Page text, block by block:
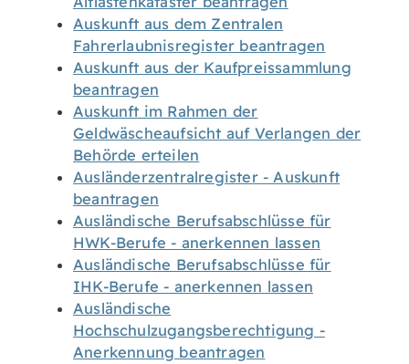
Auskunft aus dem Zentralen
Fahrerlaubnisregister beantragen
Auskunft aus der Kaufpreissammlung
beantragen
Auskunft im Rahmen der
Geldwäscheaufsicht auf Verlangen der
Behörde erteilen
Ausländerzentralregister - Auskunft
beantragen
Ausländische Berufsabschlüsse für
HWK-Berufe - anerkennen lassen
Ausländische Berufsabschlüsse für
IHK-Berufe - anerkennen lassen
Ausländische
Hochschulzugangsberechtigung -
Anerkennung beantragen